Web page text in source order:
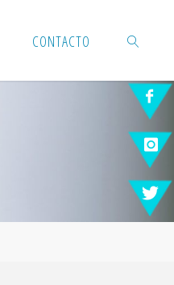
CONTACTO
BUSCAR